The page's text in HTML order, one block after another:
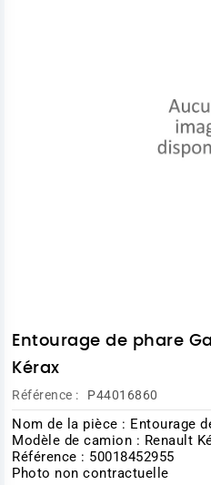
Entourage de phare
Kérax
Référence : P44016860
Nom de la pièce : Entourage
Modèle de camion : Renault
Référence : 50018452955
Photo non contractuelle